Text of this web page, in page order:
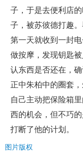
子，于是去便利店
子，被苏彼德打趣
第一天就收到一封
做按摩，发现钥匙
认东西是否还在，
正中朱柏中的圈套
自己主动把保险箱
西的机会，但不巧
打断了他的计划。
图片版权